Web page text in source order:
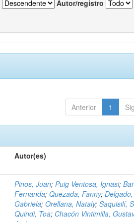
Autor/registro
Anterior 1
Autor(es)
Pinos, Juan;Puig Ventosa, Ignasi;
Fernanda;Quezada, Fanny;Delgado,
Gabriela;Orellana, Nataly;Saquisilí,
Quindi, Toa; Chacón Vintimilla,